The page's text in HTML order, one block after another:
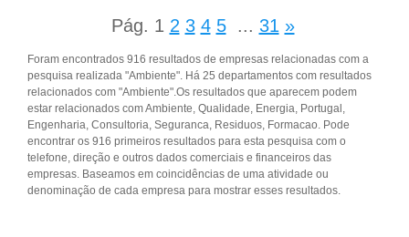
Pág. 1 2 3 4 5 ... 31 »
Foram encontrados 916 resultados de empresas relacionadas com a
pesquisa realizada "Ambiente". Há 25 departamentos com resultados
relacionados com "Ambiente".Os resultados que aparecem podem
estar relacionados com Ambiente, Qualidade, Energia, Portugal,
Engenharia, Consultoria, Seguranca, Residuos, Formacao. Pode
encontrar os 916 primeiros resultados para esta pesquisa com o
telefone, direção e outros dados comerciais e financeiros das
empresas. Baseamos em coincidências de uma atividade ou
denominação de cada empresa para mostrar esses resultados.